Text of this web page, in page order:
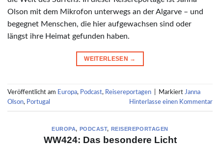
Olson mit dem Mikrofon unterwegs an der Algarve – und
begegnet Menschen, die hier aufgewachsen sind oder
längst ihre Heimat gefunden haben.
WEITERLESEN →
Veröffentlicht am Europa, Podcast, Reisereportagen Markiert Janna
Olson, Portugal Hinterlasse einen Kommentar
EUROPA, PODCAST, REISEREPORTAGEN
WW424: Das besondere Licht